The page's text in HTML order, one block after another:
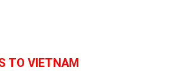
TO VIETNAM